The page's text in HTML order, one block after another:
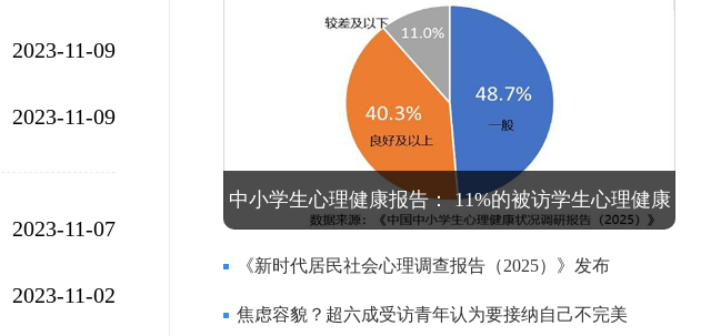
2023-11-09
2023-11-09
2023-11-07
2023-11-02
中小学生心理健康报告： 11%的被访学生心理健康
亟待关注
《新时代居民社会心理调查报告（2025）》发布
焦虑容貌？超六成受访青年认为要接纳自己不完美